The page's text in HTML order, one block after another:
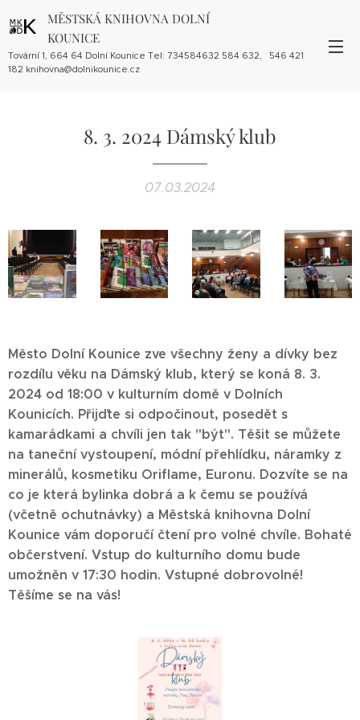
MĚSTSKÁ KNIHOVNA DOLNÍ
KOUNICE
Tovární 1, 664 64 Dolní Kounice Tel: 734584632 584 632, 546 421
182 knihovna@dolnikounice.cz
8. 3. 2024 Dámský klub
07.03.2024
Město Dolní Kounice zve všechny ženy a dívky bez
rozdílu věku na Dámský klub, který se koná 8. 3.
2024 od 18:00 v kulturním domě v Dolních
Kounicích. Přijďte si odpočinout, posedět s
kamarádkami a chvíli jen tak "být". Těšit se můžete
na taneční vystoupení, módní přehlídku, náramky z
minerálů, kosmetiku Oriflame, Euronu. Dozvíte se na
co je která bylinka dobrá a k čemu se používá
(včetně ochutnávky) a Městská knihovna Dolní
Kounice vám doporučí čtení pro volné chvíle. Bohaté
občerstvení. Vstup do kulturního domu bude
umožněn v 17:30 hodin. Vstupné dobrovolné!
Těšíme se na vás!